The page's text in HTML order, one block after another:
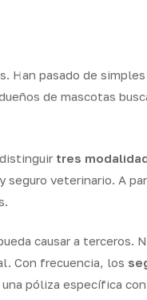
Han pasado de
de mascotas
tres
veterinario. A
causar a terceros.
Con frecuencia, los
póliza específica